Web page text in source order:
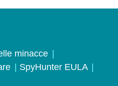
minacce
SpyHunter EULA